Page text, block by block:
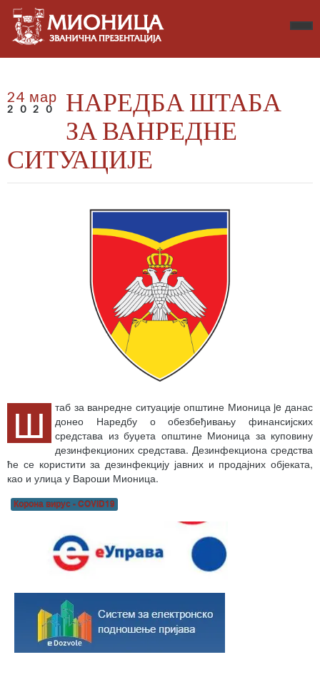
24 мар
2020
НАРЕДБА ШТАБА
ЗА ВАНРЕДНЕ
СИТУАЦИЈЕ
Ш
таб за ванредне ситуације општине Мионица je данас
донео Наредбу о обезбеђивању финансијских
средстава из буџета општине Мионица за куповину
дезинфекционих средстава. Дезинфекциона средства
ће се користити за дезинфекцију јавних и продајних објеката,
као и улица у Вароши Мионица.
Корона вирус - COVID19